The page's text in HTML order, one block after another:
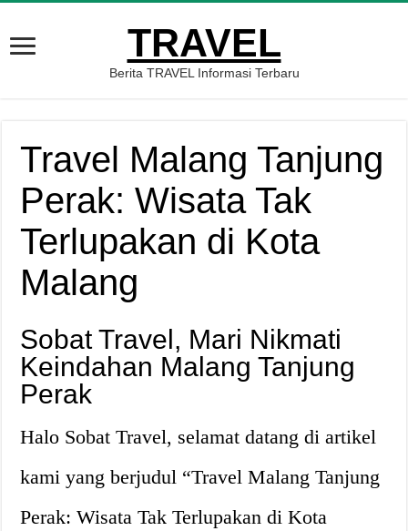
TRAVEL
Berita TRAVEL Informasi Terbaru
Travel Malang Tanjung
Perak: Wisata Tak
Terlupakan di Kota
Malang
Sobat Travel, Mari Nikmati
Keindahan Malang Tanjung
Perak
Halo Sobat Travel, selamat datang di artikel
kami yang berjudul “Travel Malang Tanjung
Perak: Wisata Tak Terlupakan di Kota